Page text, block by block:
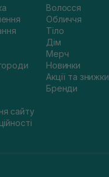
сайту
Волосся
Обличчя
Тіло
Дім
Мерч
Новинки
Акції та знижки
Бренди